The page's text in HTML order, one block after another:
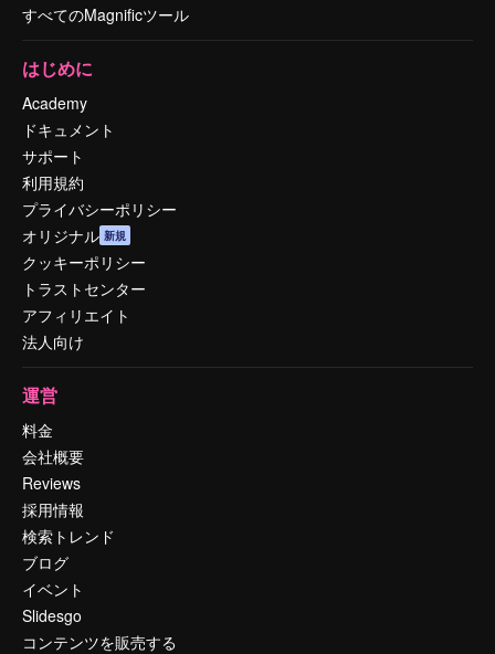
すべてのMagnificツール
はじめに
Academy
ドキュメント
サポート
利用規約
プライバシーポリシー
オリジナル 新規
クッキーポリシー
トラストセンター
アフィリエイト
法人向け
運営
料金
会社概要
Reviews
採用情報
検索トレンド
ブログ
イベント
Slidesgo
コンテンツを販売する